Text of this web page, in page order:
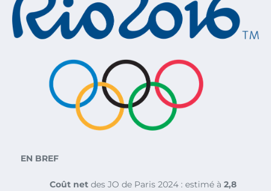
EN BREF
Coût net des JO de Paris 2024 : estimé à 2,8